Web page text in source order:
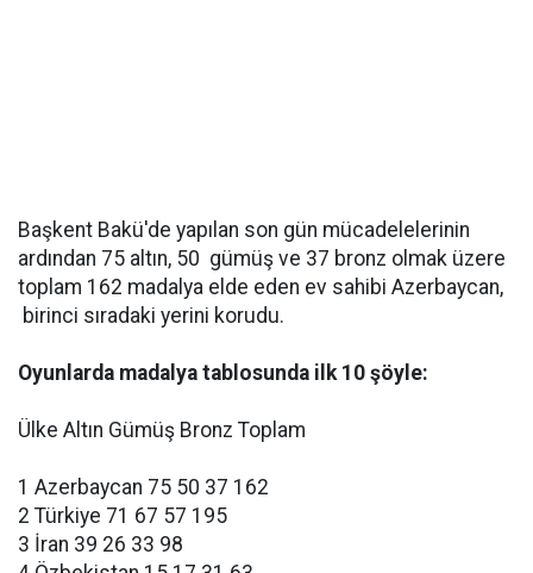
Başkent Bakü'de yapılan son gün mücadelelerinin
ardından 75 altın, 50 gümüş ve 37 bronz olmak üzere
toplam 162 madalya elde eden ev sahibi Azerbaycan,
birinci sıradaki yerini korudu.
Oyunlarda madalya tablosunda ilk 10 şöyle:
Ülke Altın Gümüş Bronz Toplam
1 Azerbaycan 75 50 37 162
2 Türkiye 71 67 57 195
3 İran 39 26 33 98